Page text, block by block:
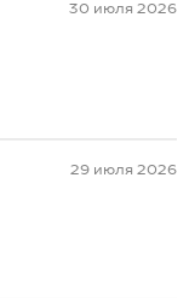
30 июля 2026
29 июля 2026